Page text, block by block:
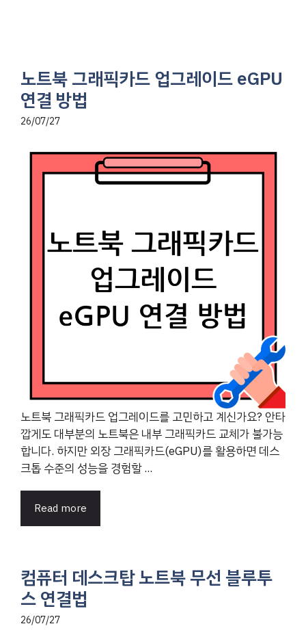
노트북 그래픽카드 업그레이드 eGPU
연결 방법
26/07/27
노트북 그래픽카드 업그레이드를 고민하고 계신가요? 안타
깝게도 대부분의 노트북은 내부 그래픽카드 교체가 불가능
합니다. 하지만 외장 그래픽카드(eGPU)를 활용하면 데스
크톱 수준의 성능을 경험할 ...
Read more
컴퓨터 데스크탑 노트북 무선 블루투
스 연결법
26/07/27